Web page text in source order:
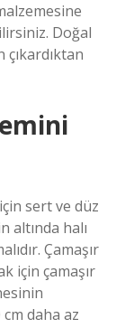
Doğal
çıkardıktan
sert ve düz
altında halı
Çamaşır
için çamaşır
daha az